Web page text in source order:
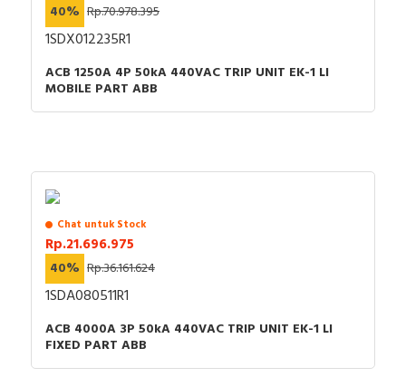
40% Rp.70.978.395
1SDX012235R1
ACB 1250A 4P 50kA 440VAC TRIP UNIT EK-1 LI
MOBILE PART ABB
Chat untuk Stock
Rp.21.696.975
40% Rp.36.161.624
1SDA080511R1
ACB 4000A 3P 50kA 440VAC TRIP UNIT EK-1 LI
FIXED PART ABB